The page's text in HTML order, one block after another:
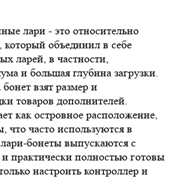
лари - это относительно
объединил в себе
ларей, в частности,
и большая глубина загрузки.
взят размер и
товаров дополнителей.
как островное расположение,
что часто используются в
бонеты выпускаются с
практически полностью готовы
настроить контроллер и